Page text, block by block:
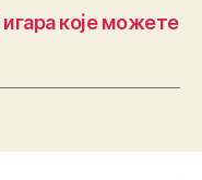
игара које можете